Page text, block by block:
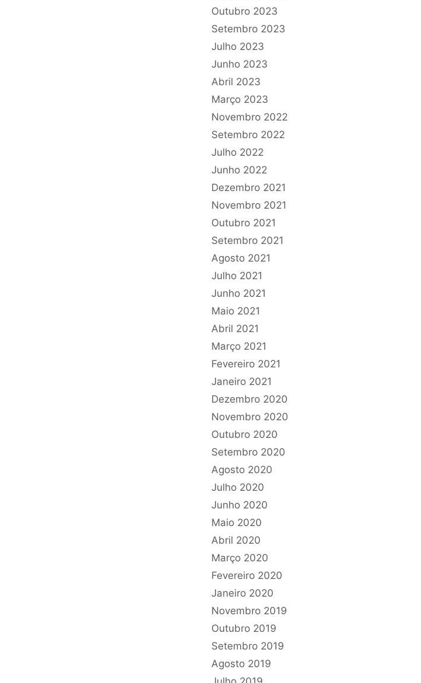
Outubro 2023
Setembro 2023
Julho 2023
Junho 2023
Abril 2023
Março 2023
Novembro 2022
Setembro 2022
Julho 2022
Junho 2022
Dezembro 2021
Novembro 2021
Outubro 2021
Setembro 2021
Agosto 2021
Julho 2021
Junho 2021
Maio 2021
Abril 2021
Março 2021
Fevereiro 2021
Janeiro 2021
Dezembro 2020
Novembro 2020
Outubro 2020
Setembro 2020
Agosto 2020
Julho 2020
Junho 2020
Maio 2020
Abril 2020
Março 2020
Fevereiro 2020
Janeiro 2020
Novembro 2019
Outubro 2019
Setembro 2019
Agosto 2019